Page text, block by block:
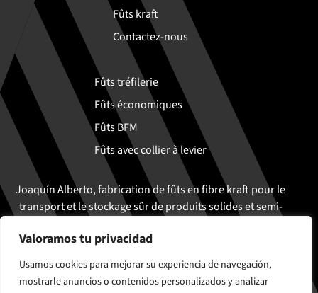
Valoramos tu privacidad
Usamos cookies para mejorar su experiencia de navegación,
mostrarle anuncios o contenidos personalizados y analizar
Fûts kraft
Contactez-nous
Fûts tréfilerie
Fûts économiques
Fûts BFM
Fûts avec collier à levier
Joaquín Alberto, fabrication de fûts en fibre kraft pour le
transport et le stockage sûr de produits solides et semi-